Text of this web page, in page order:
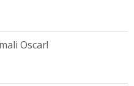
Oscar!